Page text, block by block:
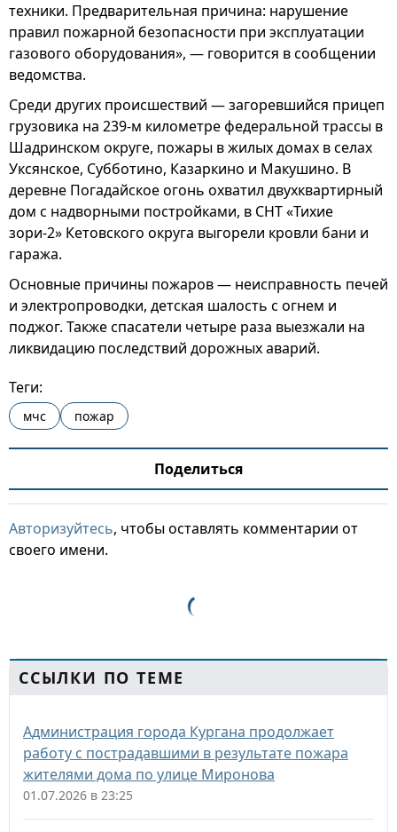
техники. Предварительная причина: нарушение
правил пожарной безопасности при эксплуатации
газового оборудования», — говорится в сообщении
ведомства.
Среди других происшествий — загоревшийся прицеп
грузовика на 239-м километре федеральной трассы в
Шадринском округе, пожары в жилых домах в селах
Уксянское, Субботино, Казаркино и Макушино. В
деревне Погадайское огонь охватил двухквартирный
дом с надворными постройками, в СНТ «Тихие
зори-2» Кетовского округа выгорели кровли бани и
гаража.
Основные причины пожаров — неисправность печей
и электропроводки, детская шалость с огнем и
поджог. Также спасатели четыре раза выезжали на
ликвидацию последствий дорожных аварий.
Теги:
мчс пожар
Поделиться
Авторизуйтесь, чтобы оставлять комментарии от
своего имени.
ССЫЛКИ ПО ТЕМЕ
Администрация города Кургана продолжает
работу с пострадавшими в результате пожара
жителями дома по улице Миронова
01.07.2026 в 23:25